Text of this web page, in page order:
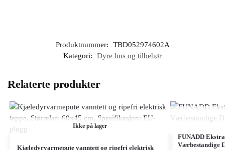
Produktnummer:
TBD052974602A
Kategori:
Dyre hus og tilbehør
Relaterte produkter
Ikke på lager
Kjæledyrvarmepute vanntett og ripefri elektrisk
FUNADD
Værbestandige